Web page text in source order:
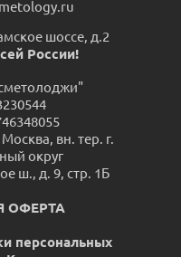
шоссе, д.2
России!
вн. тер. г.
округ
ш., д. 9, стр. 1Б
ОФЕРТА
персональных